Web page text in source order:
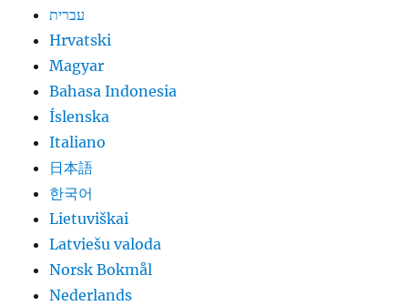
עברית
Hrvatski
Magyar
Bahasa Indonesia
Íslenska
Italiano
日本語
한국어
Lietuviškai
Latviešu valoda
Norsk Bokmål
Nederlands